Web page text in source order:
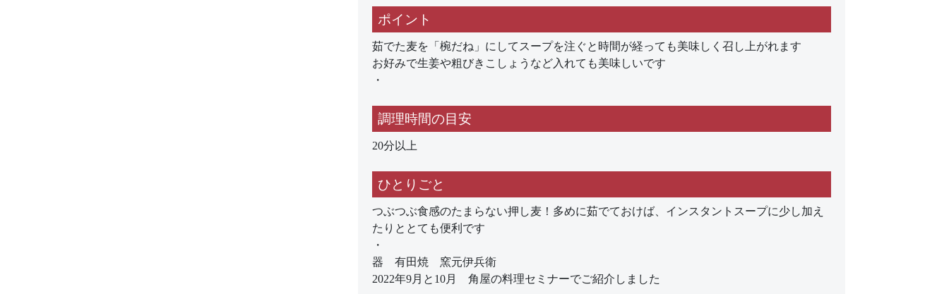
ポイント
茹でた麦を「椀だね」にしてスープを注ぐと時間が経っても美味しく召し上がれます
お好みで生姜や粗びきこしょうなど入れても美味しいです
・
調理時間の目安
20分以上
ひとりごと
つぶつぶ食感のたまらない押し麦！多めに茹でておけば、インスタントスープに少し加え
たりととても便利です
・
器 有田焼 窯元伊兵衛
2022年9月と10月 角屋の料理セミナーでご紹介しました